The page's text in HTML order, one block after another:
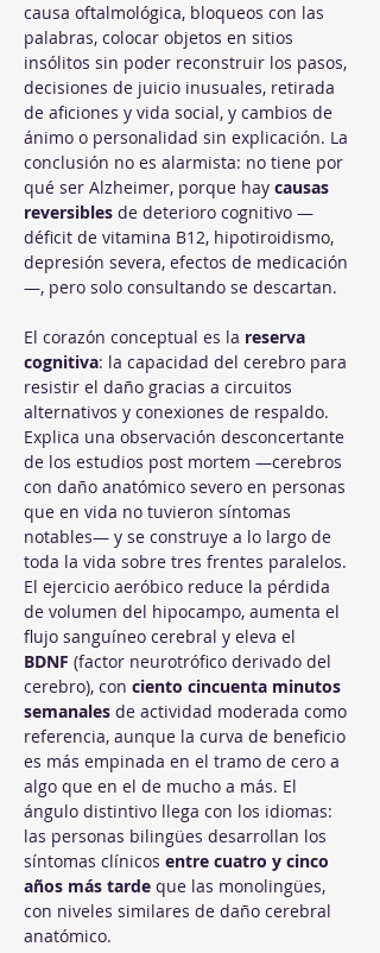
causa oftalmológica, bloqueos con las
palabras, colocar objetos en sitios
insólitos sin poder reconstruir los pasos,
decisiones de juicio inusuales, retirada
de aficiones y vida social, y cambios de
ánimo o personalidad sin explicación. La
conclusión no es alarmista: no tiene por
qué ser Alzheimer, porque hay causas
reversibles de deterioro cognitivo —
déficit de vitamina B12, hipotiroidismo,
depresión severa, efectos de medicación
—, pero solo consultando se descartan.
El corazón conceptual es la reserva
cognitiva: la capacidad del cerebro para
resistir el daño gracias a circuitos
alternativos y conexiones de respaldo.
Explica una observación desconcertante
de los estudios post mortem —cerebros
con daño anatómico severo en personas
que en vida no tuvieron síntomas
notables— y se construye a lo largo de
toda la vida sobre tres frentes paralelos.
El ejercicio aeróbico reduce la pérdida
de volumen del hipocampo, aumenta el
flujo sanguíneo cerebral y eleva el
BDNF (factor neurotrófico derivado del
cerebro), con ciento cincuenta minutos
semanales de actividad moderada como
referencia, aunque la curva de beneficio
es más empinada en el tramo de cero a
algo que en el de mucho a más. El
ángulo distintivo llega con los idiomas:
las personas bilingües desarrollan los
síntomas clínicos entre cuatro y cinco
años más tarde que las monolingües,
con niveles similares de daño cerebral
anatómico.